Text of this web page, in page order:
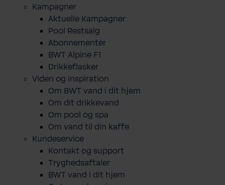
Kampagner
Aktuelle Kampagner
Pool Restsalg
Abonnementer
BWT Alpine F1
Drikkeflasker
Viden og inspiration
Om BWT vand i dit hjem
Om dit drikkevand
Om pool og spa
Om vand til din kaffe
Kundeservice
Kontakt og support
Tryghedsaftaler
BWT vand i dit hjem